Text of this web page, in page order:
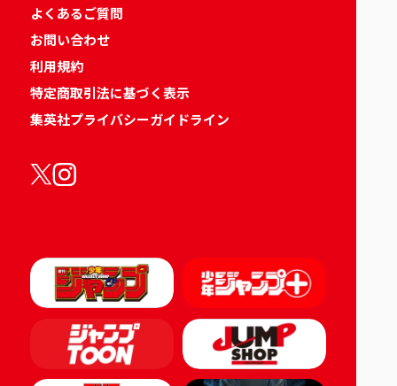
よくあるご質問
お問い合わせ
利用規約
特定商取引法に基づく表示
集英社プライバシーガイドライン